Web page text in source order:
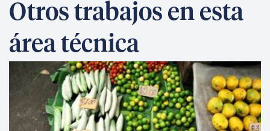
Otros trabajos en esta
área técnica